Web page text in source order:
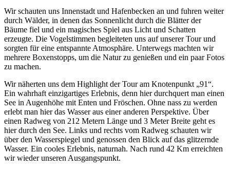
Wir schauten uns Innenstadt und Hafenbecken an und fuhren weiter
durch Wälder, in denen das Sonnenlicht durch die Blätter der
Bäume fiel und ein magisches Spiel aus Licht und Schatten
erzeugte. Die Vogelstimmen begleiteten uns auf unserer Tour und
sorgten für eine entspannte Atmosphäre. Unterwegs machten wir
mehrere Boxenstopps, um die Natur zu genießen und ein paar Fotos
zu machen.
Wir näherten uns dem Highlight der Tour am Knotenpunkt „91“.
Ein wahrhaft einzigartiges Erlebnis, denn hier durchquert man einen
See in Augenhöhe mit Enten und Fröschen. Ohne nass zu werden
erlebt man hier das Wasser aus einer anderen Perspektive. Über
einen Radweg von 212 Metern Länge und 3 Meter Breite geht es
hier durch den See. Links und rechts vom Radweg schauten wir
über den Wasserspiegel und genossen den Blick auf das glitzernde
Wasser. Ein cooles Erlebnis, naturnah. Nach rund 42 Km erreichten
wir wieder unseren Ausgangspunkt.